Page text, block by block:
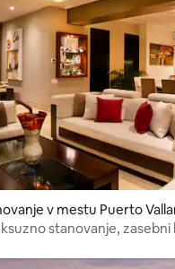
v mestu Puerto
stanovanje, zasebni